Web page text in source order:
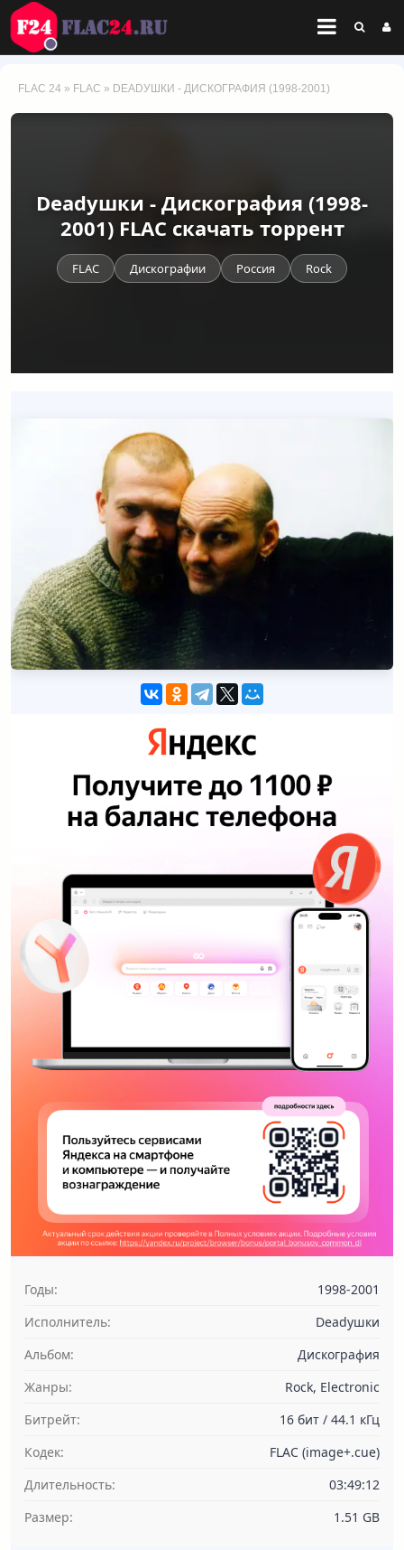
FLAC 24 » FLAC » DEADУШКИ - ДИСКОГРАФИЯ (1998-2001)
Deadушки - Дискография (1998-
2001) FLAC скачать торрент
FLAC Дискографии Россия Rock
Годы:
1998-2001
Исполнитель:
Deadушки
Альбом:
Дискография
Жанры:
Rock, Electronic
Битрейт:
16 бит / 44.1 кГц
Кодек:
FLAC (image+.cue)
Длительность:
03:49:12
Размер:
1.51 GB